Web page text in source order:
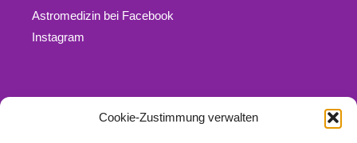
Cookie-Zustimmung verwalten
Astromedizin bei Facebook
Instagram
Rechtliches